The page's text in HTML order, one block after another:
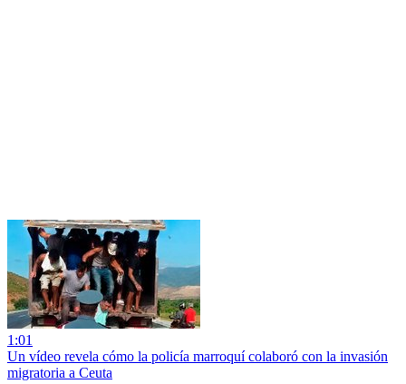
1:01
Un vídeo revela cómo la policía marroquí colaboró con la invasión
migratoria a Ceuta